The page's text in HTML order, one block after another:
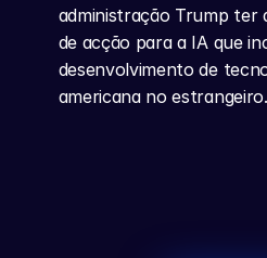
administração Trump ter
de acção para a IA que
desenvolvimento de
americana no estrangeiro.